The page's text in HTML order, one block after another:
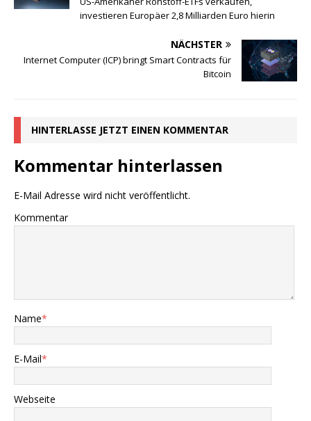
investieren Europäer 2,8 Milliarden Euro hierin
NÄCHSTER
Internet Computer (ICP) bringt Smart Contracts für
Bitcoin
HINTERLASSE JETZT EINEN KOMMENTAR
Kommentar hinterlassen
E-Mail Adresse wird nicht veröffentlicht.
Kommentar
Name*
E-Mail*
Webseite